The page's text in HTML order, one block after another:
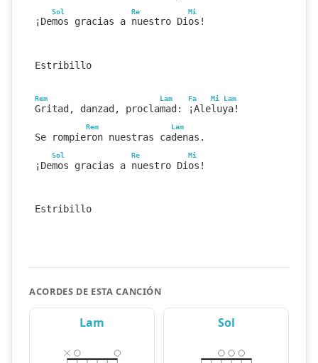
Sol Re Mi
¡Demos gracias a nuestro Dios!
Estribillo
Rem Lam Fa Mi Lam
Gritad, danzad, proclamad: ¡Aleluya!
Rem Lam
Se rompieron nuestras cadenas.
Sol Re Mi
¡Demos gracias a nuestro Dios!
Estribillo
ACORDES DE ESTA CANCIÓN
Lam Sol